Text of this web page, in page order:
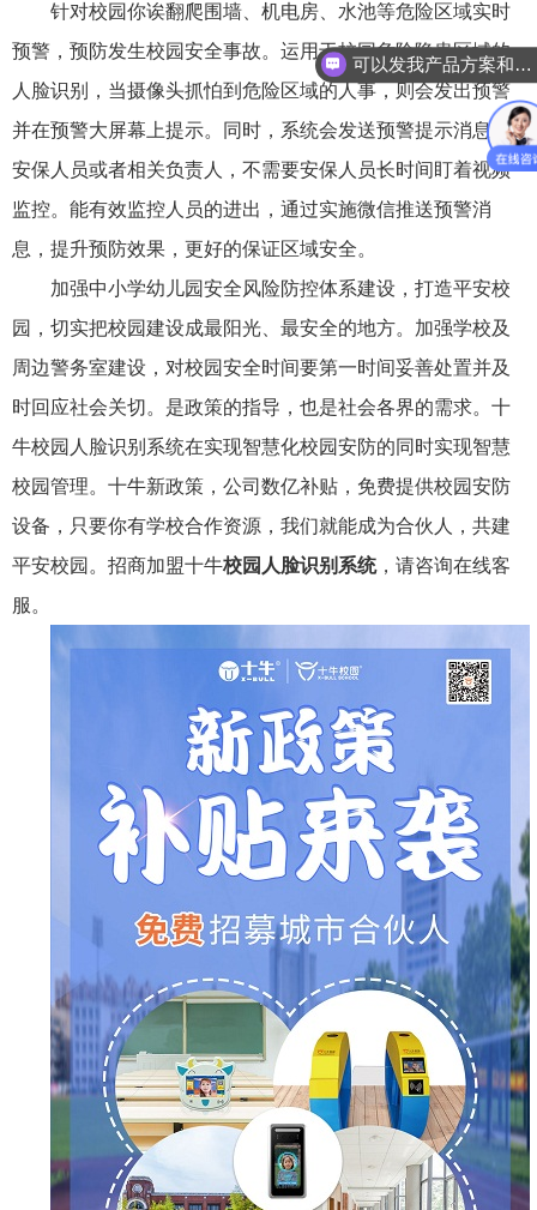
针对校园你诶翻爬围墙、机电房、水池等危险区域实时
预警，预防发生校园安全事故。运用于校园危险隐患区域的
人脸识别，当摄像头抓怕到危险区域的人事，则会发出预警
并在预警大屏幕上提示。同时，系统会发送预警提示消息给
安保人员或者相关负责人，不需要安保人员长时间盯着视频
监控。能有效监控人员的进出，通过实施微信推送预警消
息，提升预防效果，更好的保证区域安全。
加强中小学幼儿园安全风险防控体系建设，打造平安校
园，切实把校园建设成最阳光、最安全的地方。加强学校及
周边警务室建设，对校园安全时间要第一时间妥善处置并及
时回应社会关切。是政策的指导，也是社会各界的需求。十
牛校园人脸识别系统在实现智慧化校园安防的同时实现智慧
校园管理。十牛新政策，公司数亿补贴，免费提供校园安防
设备，只要你有学校合作资源，我们就能成为合伙人，共建
平安校园。招商加盟十牛校园人脸识别系统，请咨询在线客
服。
可以发我产品方案和项目资料吗